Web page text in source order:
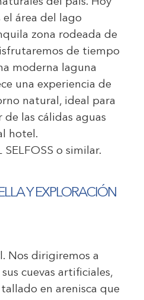
área del lago
zona rodeada de
de tiempo
moderna laguna
una experiencia de
natural, ideal para
las cálidas aguas
hotel.
SELFOSS o similar.
Y EXPLORACIÓN
Nos dirigiremos a
cuevas artificiales,
en arenisca que